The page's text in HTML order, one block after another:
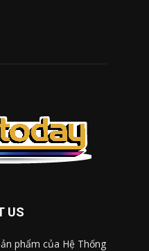
US
phẩm của Hệ Thống